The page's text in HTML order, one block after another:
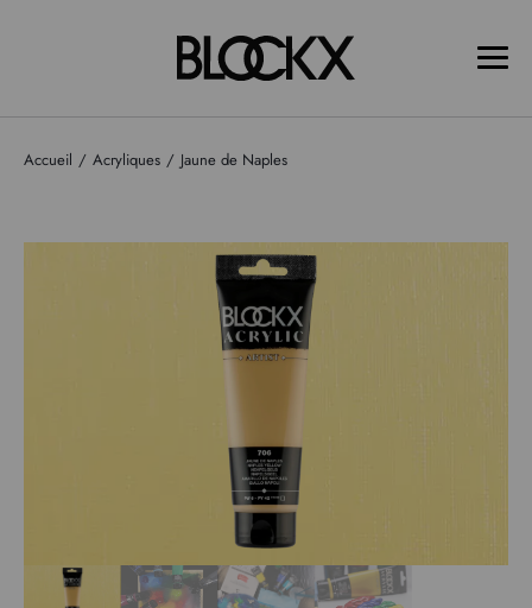
Accueil Acryliques Jaune de Naples